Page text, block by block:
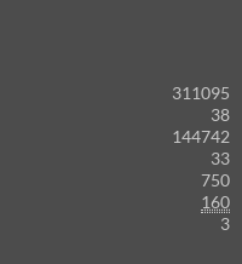
311095
38
144742
33
750
160
3